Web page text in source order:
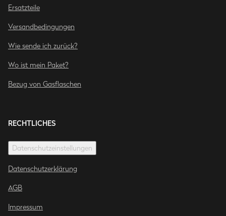
Ersatzteile
Versandbedingungen
Wie sende ich zurück?
Wo ist mein Paket?
Bezug von Gasflaschen
RECHTLICHES
Datenschutzeinstellungen
Datenschutzerklärung
AGB
Impressum